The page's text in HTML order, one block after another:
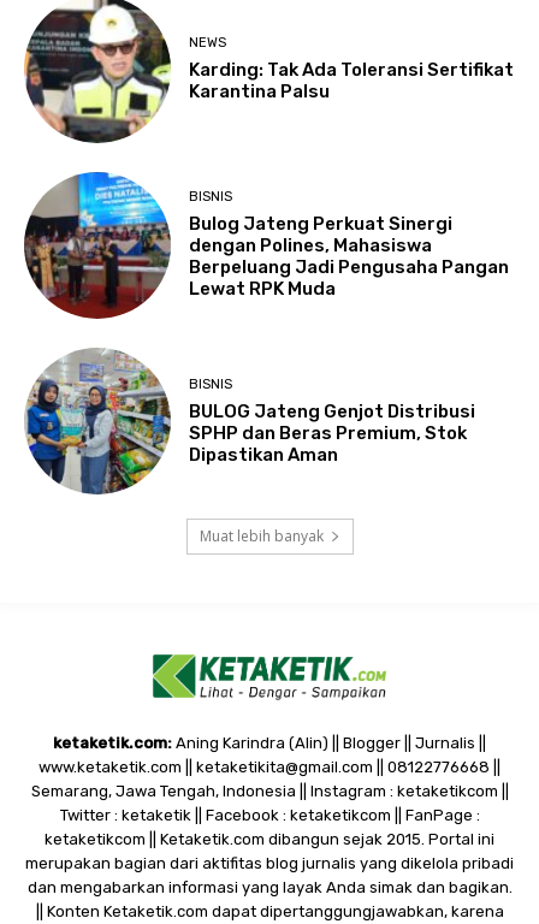
NEWS
Karding: Tak Ada Toleransi Sertifikat
Karantina Palsu
BISNIS
Bulog Jateng Perkuat Sinergi
dengan Polines, Mahasiswa
Berpeluang Jadi Pengusaha Pangan
Lewat RPK Muda
BISNIS
BULOG Jateng Genjot Distribusi
SPHP dan Beras Premium, Stok
Dipastikan Aman
Muat lebih banyak
ketaketik.com: Aning Karindra (Alin) || Blogger || Jurnalis ||
www.ketaketik.com || ketaketikita@gmail.com || 08122776668 ||
Semarang, Jawa Tengah, Indonesia || Instagram : ketaketikcom ||
Twitter : ketaketik || Facebook : ketaketikcom || FanPage :
ketaketikcom || Ketaketik.com dibangun sejak 2015. Portal ini
merupakan bagian dari aktifitas blog jurnalis yang dikelola pribadi
dan mengabarkan informasi yang layak Anda simak dan bagikan.
|| Konten Ketaketik.com dapat dipertanggungjawabkan, karena